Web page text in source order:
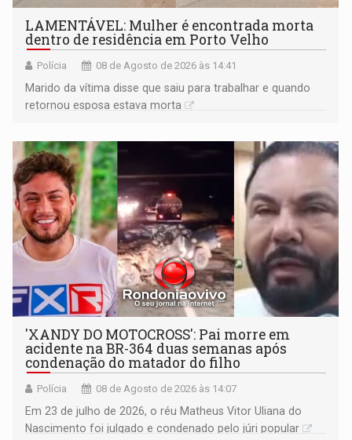
LAMENTÁVEL: Mulher é encontrada morta
dentro de residência em Porto Velho
Polícia 08 de Agosto de 2026 às 14:41
Marido da vítima disse que saiu para trabalhar e quando
retornou esposa estava morta
'XANDY DO MOTOCROSS': Pai morre em
acidente na BR-364 duas semanas após
condenação do matador do filho
Polícia 08 de Agosto de 2026 às 14:07
Em 23 de julho de 2026, o réu Matheus Vitor Uliana do
Nascimento foi julgado e condenado pelo júri popular